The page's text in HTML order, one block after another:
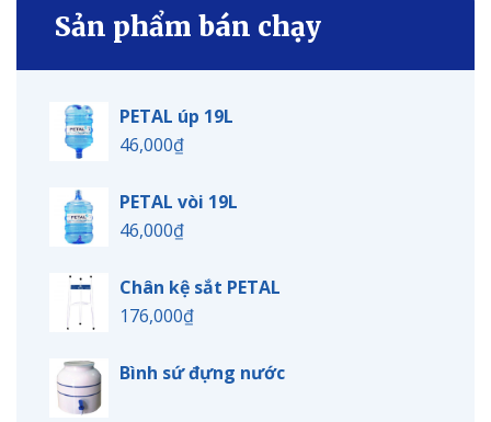
Sản phẩm bán chạy
PETAL úp 19L
46,000₫
PETAL vòi 19L
46,000₫
Chân kệ sắt PETAL
176,000₫
Bình sứ đựng nước